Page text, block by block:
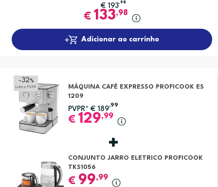
€ 193,98
€ 133,98
Adicionar ao carrinho
-32 %
sobre PVPR
MÁQUINA CAFÉ EXPRESSO PROFICOOK ES
1209
PVPR* € 189
,99
€ 129,99
CONJUNTO JARRO ELETRICO PROFICOOK
TKS1056
€ 99,99